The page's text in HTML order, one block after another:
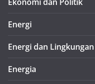
Energi
Energi dan Lingkungan
Energia